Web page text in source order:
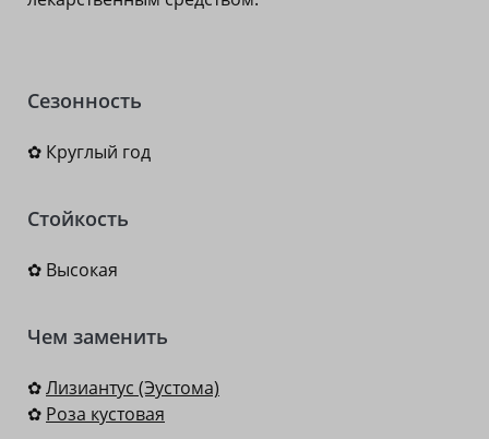
Сезонность
✿ Круглый год
Стойкость
✿ Высокая
Чем заменить
✿Лизиантус (Эустома)
✿ Роза кустовая